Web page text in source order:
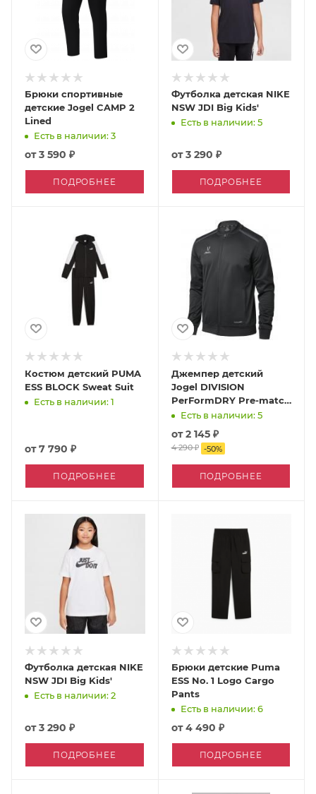
Брюки спортивные
детские Jogel CAMP 2
Lined
Есть в наличии: 3
от3 590 ₽
ПОДРОБНЕЕ
Футболка детская NIKE
NSW JDI Big Kids'
Есть в наличии: 5
от3 290 ₽
ПОДРОБНЕЕ
Костюм детский PUMA
ESS BLOCK Sweat Suit
Есть в наличии: 1
от7 790 ₽
ПОДРОБНЕЕ
Джемпер детский
Jogel DIVISION
PerFormDRY Pre-match
Knit Jacket
Есть в наличии: 5
от2 145 ₽
4 290 ₽ -50%
ПОДРОБНЕЕ
Футболка детская NIKE
NSW JDI Big Kids'
Есть в наличии: 2
от3 290 ₽
ПОДРОБНЕЕ
Брюки детские Puma
ESS No. 1 Logo Cargo
Pants
Есть в наличии: 6
от4 490 ₽
ПОДРОБНЕЕ